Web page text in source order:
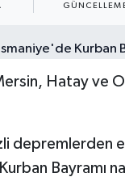
Hatay ve
depremlerden
Bayramı